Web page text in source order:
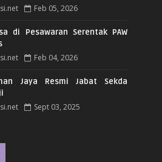
Feb 05, 2026
di Pesawaran Serentak PAW
Feb 04, 2026
Jaya Resmi Jabat Sekda
Sept 03, 2025